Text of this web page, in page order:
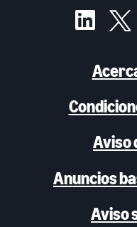
Aviso
Anuncios
Aviso